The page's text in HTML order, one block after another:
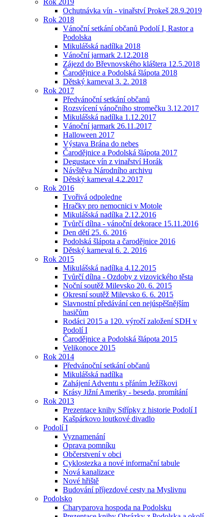
Rok 2019
Ochutnávka vín - vinařství Prokeš 28.9.2019
Rok 2018
Vánoční setkání občanů Podolí I, Rastor a
Podolska
Mikulášská nadílka 2018
Vánoční jarmark 2.12.2018
Zájezd do Břevnovského kláštera 12.5.2018
Čarodějnice a Podolská šlápota 2018
Dětský karneval 3. 2. 2018
Rok 2017
Předvánoční setkání občanů
Rozsvícení vánočního stromečku 3.12.2017
Mikulášská nadílka 1.12.2017
Vánoční jarmark 26.11.2017
Halloween 2017
Výstava Brána do nebes
Čarodějnice a Podolská šlápota 2017
Degustace vín z vinařství Horák
Návštěva Národního archivu
Dětský karneval 4.2.2017
Rok 2016
Tvořivá odpoledne
Hračky pro nemocnici v Motole
Mikulášská nadílka 2.12.2016
Tvůrčí dílna - vánoční dekorace 15.11.2016
Den dětí 25. 6. 2016
Podolská šlápota a čarodějnice 2016
Dětský karneval 6. 2. 2016
Rok 2015
Mikulášská nadílka 4.12.2015
Tvůrčí dílna - Ozdoby z vizovického těsta
Noční soutěž Milevsko 20. 6. 2015
Okresní soutěž Milevsko 6. 6. 2015
Slavnostní předávání cen nejúspěšnějším
hasičům
Rodáci 2015 a 120. výročí založení SDH v
Podolí I
Čarodějnice a Podolská šlápota 2015
Velikonoce 2015
Rok 2014
Předvánoční setkání občanů
Mikulášská nadílka
Zahájení Adventu s přáním Ježíškovi
Krásy Jižní Ameriky - beseda, promítání
Rok 2013
Prezentace knihy Střípky z historie Podolí I
Kašpárkovo loutkové divadlo
Podolí I
Vyznamenání
Oprava pomníku
Občerstvení v obci
Cyklostezka a nové informační tabule
Nová kanalizace
Nové hřiště
Budování příjezdové cesty na Myslivnu
Podolsko
Charyparova hospoda na Podolsku